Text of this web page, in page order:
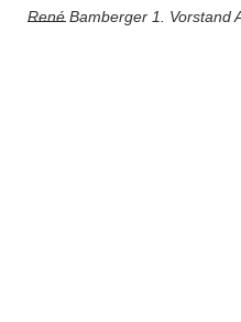
René Bamberger 1. Vorstand